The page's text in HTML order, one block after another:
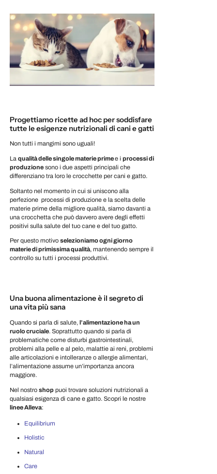
Progettiamo ricette ad hoc per soddisfare
tutte le esigenze nutrizionali di cani e gatti
Non tutti i mangimi sono uguali!
La qualità delle singole materie primee i processi di
produzione sono i due aspetti principali che
differenziano tra loro le crocchette per cani e gatto.
Soltanto nel momento in cui si uniscono alla
perfezione processi di produzione e la scelta delle
materie prime della migliore qualità, siamo davanti a
una crocchetta che può davvero avere degli effetti
positivi sulla salute del tuo cane e del tuo gatto.
Per questo motivo selezioniamo ogni giorno
materie di primissima qualità, mantenendo sempre il
controllo su tutti i processi produttivi.
Una buona alimentazione è il segreto di
una vita più sana
Quando si parla di salute, l’alimentazione ha un
ruolo cruciale. Soprattutto quando si parla di
problematiche come disturbi gastrointestinali,
problemi alla pelle e al pelo, malattie ai reni, problemi
alle articolazioni e intolleranze o allergie alimentari,
l’alimentazione assume un’importanza ancora
maggiore.
Nel nostro shop puoi trovare soluzioni nutrizionali a
qualsiasi esigenza di cane e gatto. Scopri le nostre
linee Alleva:
Equilibrium
Holistic
Natural
Care